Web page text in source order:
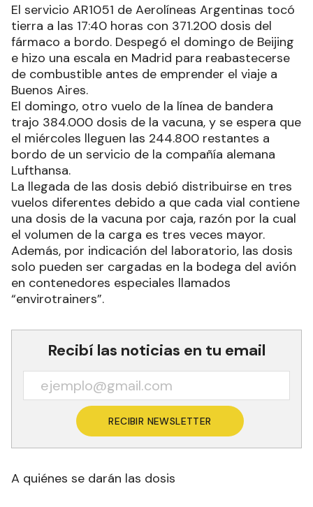
El servicio AR1051 de Aerolíneas Argentinas tocó
tierra a las 17:40 horas con 371.200 dosis del
fármaco a bordo. Despegó el domingo de Beijing
e hizo una escala en Madrid para reabastecerse
de combustible antes de emprender el viaje a
Buenos Aires.
El domingo, otro vuelo de la línea de bandera
trajo 384.000 dosis de la vacuna, y se espera que
el miércoles lleguen las 244.800 restantes a
bordo de un servicio de la compañía alemana
Lufthansa.
La llegada de las dosis debió distribuirse en tres
vuelos diferentes debido a que cada vial contiene
una dosis de la vacuna por caja, razón por la cual
el volumen de la carga es tres veces mayor.
Además, por indicación del laboratorio, las dosis
solo pueden ser cargadas en la bodega del avión
en contenedores especiales llamados
“envirotrainers”.
Recibí las noticias en tu email
RECIBIR NEWSLETTER
A quiénes se darán las dosis